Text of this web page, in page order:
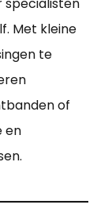
Met kleine
te
of
en